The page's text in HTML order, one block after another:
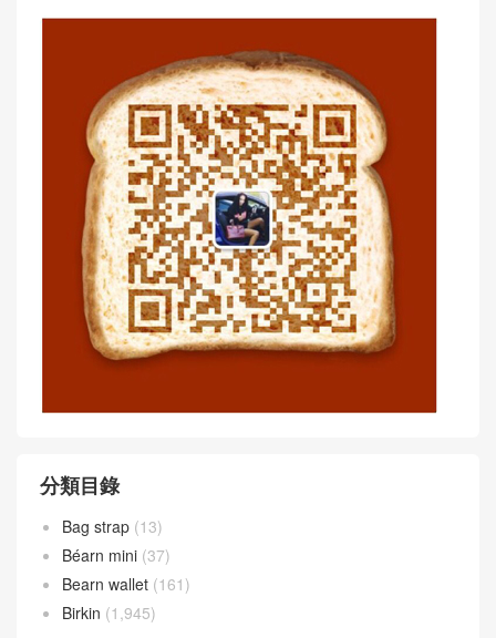
分類目錄
Bag strap (13)
Béarn mini (37)
Bearn wallet (161)
Birkin (1,945)